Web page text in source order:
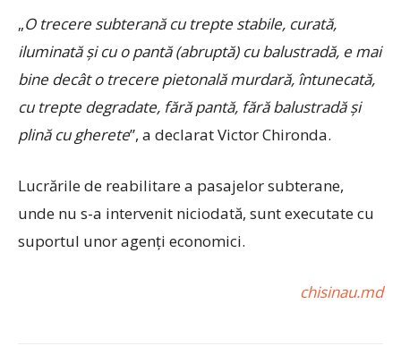
„O trecere subterană cu trepte stabile, curată,
iluminată și cu o pantă (abruptă) cu balustradă, e mai
bine decât o trecere pietonală murdară, întunecată,
cu trepte degradate, fără pantă, fără balustradă și
plină cu gherete”, a declarat Victor Chironda.
Lucrările de reabilitare a pasajelor subterane,
unde nu s-a intervenit niciodată, sunt executate cu
suportul unor agenți economici.
chisinau.md